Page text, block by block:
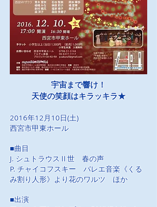
宇宙まで響け！
天使の笑顔はキラッキラ★
2016年12月10日(土)
​西宮市甲東ホール
■曲目
J. シュトラウスⅡ世 春の声
P. チャイコフスキー バレエ音楽《くる
み割り人形》より花のワルツ ほか
■出演